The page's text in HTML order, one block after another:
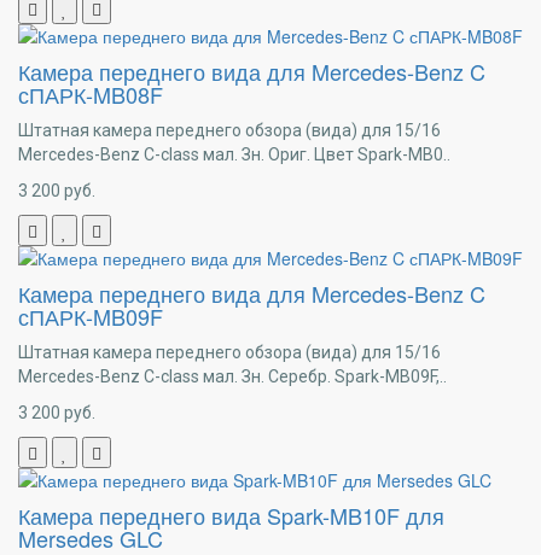
Камера переднего вида для Mercedes-Benz C
сПАРК-MB08F
Штатная камера переднего обзора (вида) для 15/16
Mercedes-Benz C-class мал. Зн. Ориг. Цвет Spark-MB0..
3 200 руб.
Камера переднего вида для Mercedes-Benz C
сПАРК-MB09F
Штатная камера переднего обзора (вида) для 15/16
Mercedes-Benz C-class мал. Зн. Серебр. Spark-MB09F,..
3 200 руб.
Камера переднего вида Spark-MB10F для
Mersedes GLC